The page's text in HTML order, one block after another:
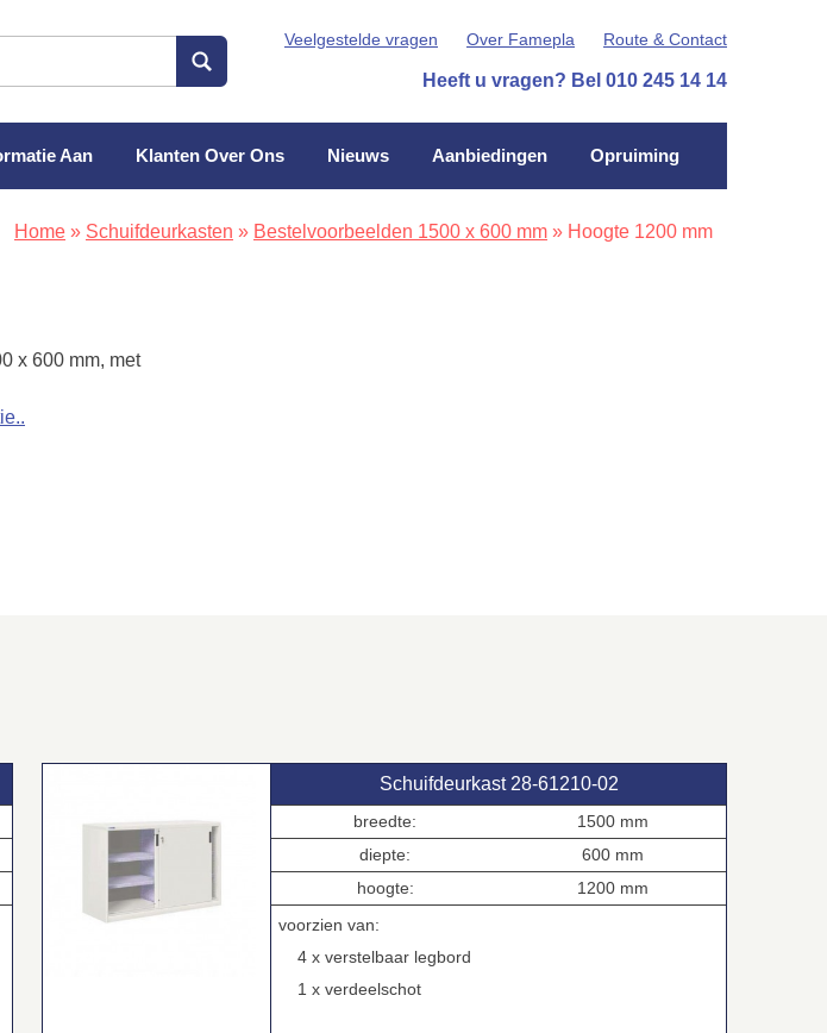
Veelgestelde vragen Over Famepla Route & Contact
Heeft u vragen? Bel 010 245 14 14
Aan Klanten Over Ons Nieuws Aanbiedingen Opruiming
Home » Schuifdeurkasten » Bestelvoorbeelden 1500 x 600 mm » Hoogte 1200 mm
x 600 mm, met
.
Schuifdeurkast 28‑61210‑02
breedte:
1500 mm
diepte:
600 mm
hoogte:
1200 mm
voorzien van:
4 x verstelbaar legbord
1 x verdeelschot